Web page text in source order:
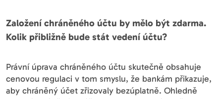
Založení chráněného účtu by mělo být zdarma.
Kolik přibližně bude stát vedení účtu?
Právní úprava chráněného účtu skutečně obsahuje
cenovou regulaci v tom smyslu, že bankám přikazuje,
aby chráněný účet zřizovaly bezúplatně. Ohledně